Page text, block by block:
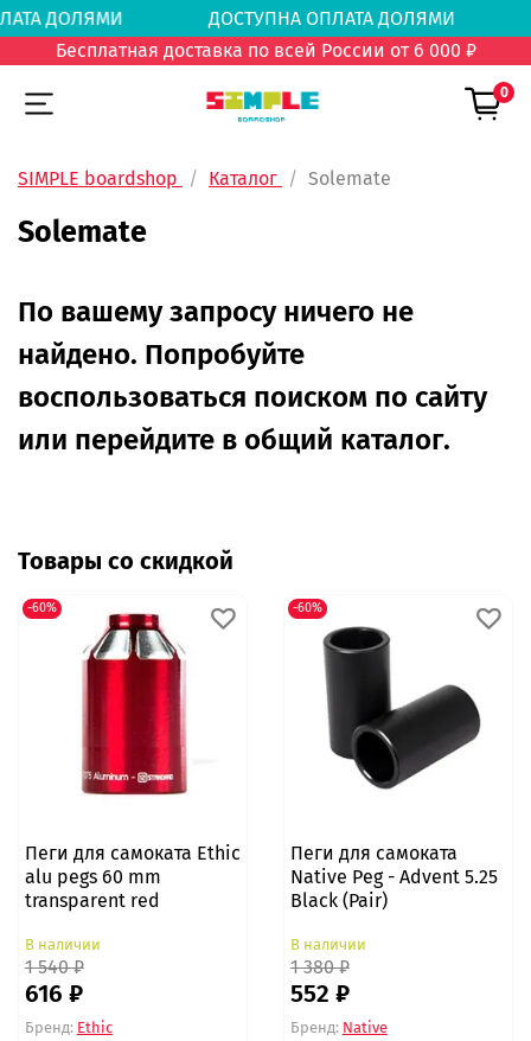
ДОЛЯМИ
ДОСТУПНА ОПЛАТА
Бесплатная доставка по всей России от 6 000 ₽
0
SIMPLE boardshop Каталог Solemate
Solemate
По вашему запросу ничего не
найдено. Попробуйте
воспользоваться поиском по сайту
или перейдите в общий каталог.
Товары со скидкой
-60%
Пеги для самоката Ethic
alu pegs 60 mm
transparent red
В наличии
1 540 ₽
616 ₽
Бренд: Ethic
-60%
Пеги для самоката
Native Peg - Advent 5.25
Black (Pair)
В наличии
1 380 ₽
552 ₽
Бренд: Native